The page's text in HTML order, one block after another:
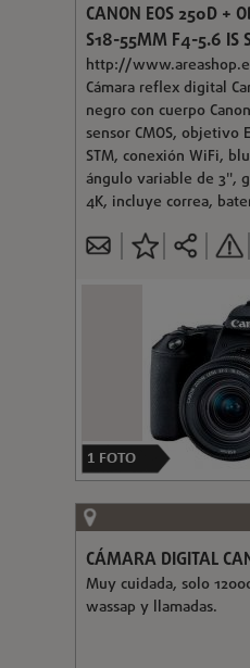
CANON EOS 250D +
S18-55MM F4-5.6 IS
http://
Cámara reflex digital
negro con cuerpo
sensor CMOS, objetivo
STM, conexión WiFi,
ángulo variable de 3",
4K, incluye correa,
1 FOTO
CÁMARA DIGITAL
Muy cuidada, solo
wassap y llamadas.